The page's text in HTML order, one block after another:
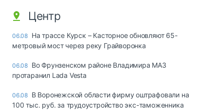
Центр
06.08 На трассе Курск – Касторное обновляют 65-
метровый мост через реку Грайворонка
06.08 Во Фрунзенском районе Владимира МАЗ
протаранил Lada Vesta
06.08 В Воронежской области фирму оштрафовали на
100 тыс. руб. за трудоустройство экс-таможенника